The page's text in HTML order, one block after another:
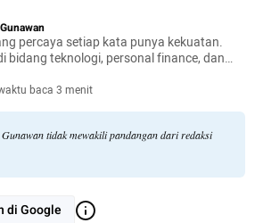
percaya setiap kata punya kekuatan.
bidang teknologi, personal finance, dan
baca 3 menit
tidak mewakili pandangan dari redaksi
di Google